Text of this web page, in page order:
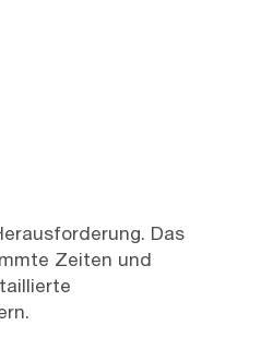
Das
Zeiten und